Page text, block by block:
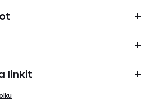
linkit